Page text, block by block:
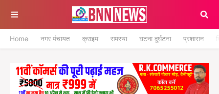
Home नगर पंचायत क्राइम समस्या घटना दुर्घटना प्रशासन